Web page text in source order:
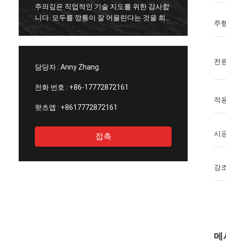
도를 위한 감사합
린다는 것을 희
로운 협력에 예
스는 저를 몇 번이고 이동하고 저와 많은 재
미있는 것을 공유합니다. 그리고 품목은 당신
을 가진 협력을 만들게 기뻤던 우리 공장에서
담당자 : Anny Zhang
전화 번호 : +86-17772872161
왓츠앱 : +8617772872161
접촉
주
전
적
시
강
메